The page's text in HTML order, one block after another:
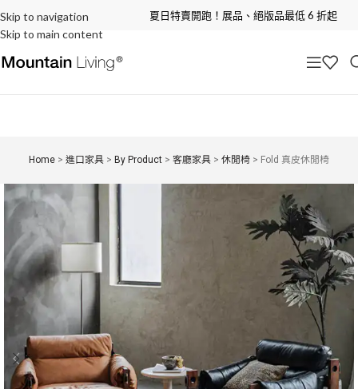
Skip to navigation
Skip to main content
夏日特賣開跑！展品、絕版品最低 6 折起
Home> 進口家具> By Product> 客廳家具> 休閒椅> Fold 真皮休閒椅